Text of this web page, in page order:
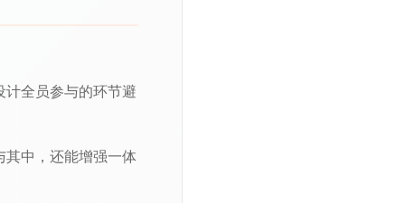
全员参与的环节避
其中，还能增强一体